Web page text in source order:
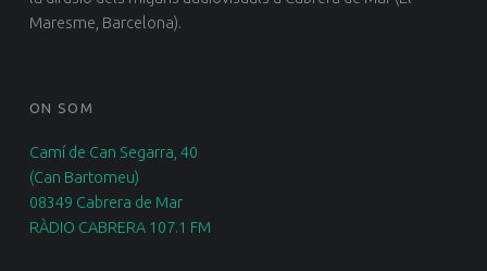
Maresme, Barcelona).
ON SOM
Camí de Can Segarra, 40
(Can Bartomeu)
08349 Cabrera de Mar
RÀDIO CABRERA 107.1 FM